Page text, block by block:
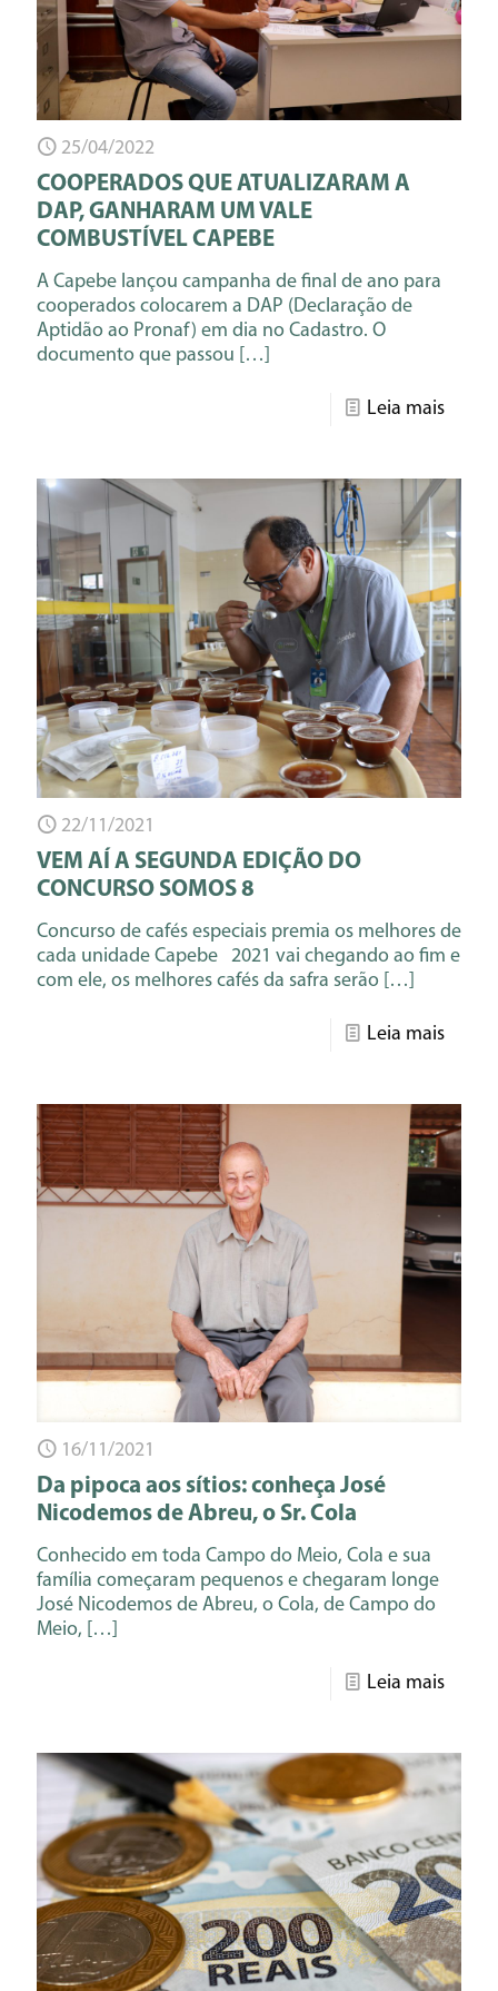
25/04/2022
COOPERADOS QUE ATUALIZARAM A
DAP, GANHARAM UM VALE
COMBUSTÍVEL CAPEBE
A Capebe lançou campanha de final de ano para
cooperados colocarem a DAP (Declaração de
Aptidão ao Pronaf) em dia no Cadastro. O
documento que passou […]
Leia mais
22/11/2021
VEM AÍ A SEGUNDA EDIÇÃO DO
CONCURSO SOMOS 8
Concurso de cafés especiais premia os melhores de
cada unidade Capebe 2021 vai chegando ao fim e
com ele, os melhores cafés da safra serão […]
Leia mais
16/11/2021
Da pipoca aos sítios: conheça José
Nicodemos de Abreu, o Sr. Cola
Conhecido em toda Campo do Meio, Cola e sua
família começaram pequenos e chegaram longe
José Nicodemos de Abreu, o Cola, de Campo do
Meio, […]
Leia mais